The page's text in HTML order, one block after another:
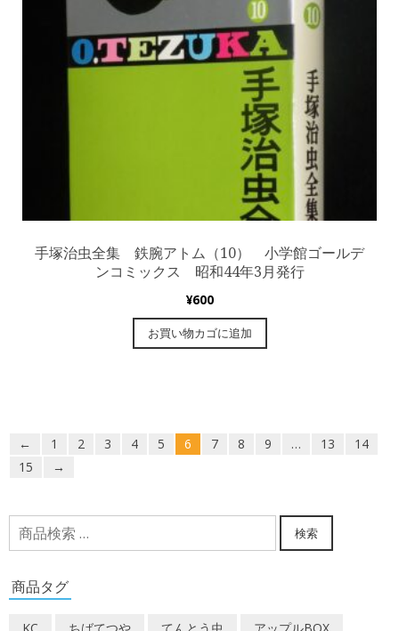
手塚治虫全集 鉄腕アトム（10） 小学館ゴールデ
ンコミックス 昭和44年3月発行
¥600
お買い物カゴに追加
← 1 2 3 4 5 6 7 8 9 … 13
14
15
→
検
索
象:
検索
商品タグ